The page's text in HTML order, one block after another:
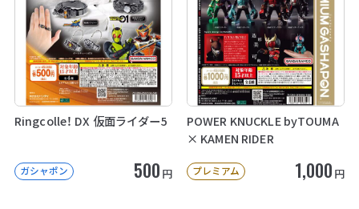
Ringcolle！ DX 仮面ライダー5
ガシャポン 500 円
POWER KNUCKLE byTOUMA
× KAMEN RIDER
プレミアム 1,000 円